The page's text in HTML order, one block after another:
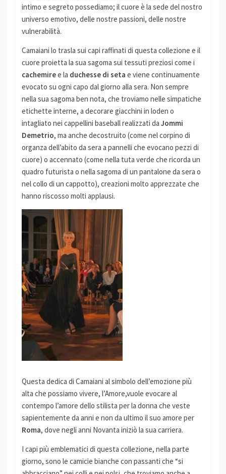
intimo e segreto possediamo; il cuore è la sede del nostro
universo emotivo, delle nostre passioni, delle nostre
vulnerabilità.
Camaiani lo trasla sui capi raffinati di questa collezione e il
cuore proietta la sua sagoma sui tessuti preziosi come i
cachemiree la duchesse di seta e viene continuamente
evocato su ogni capo dal giorno alla sera. Non sempre
nella sua sagoma ben nota, che troviamo nelle simpatiche
etichette interne, a decorare giacchini in loden o
intagliato nei cappellini baseball realizzati da Jommi
Demetrio, ma anche decostruito (come nel corpino di
organza dell’abito da sera a pannelli che evocano pezzi di
cuore) o accennato (come nella tuta verde che ricorda un
quadro futurista o nella sagoma di un pantalone da sera o
nel collo di un cappotto), creazioni molto apprezzate che
hanno riscosso molti applausi.
Questa dedica di Camaiani al simbolo dell’emozione più
alta che possiamo vivere, l’Amore,vuole evocare al
contempo l’amore dello stilista per la donna che veste
sapientemente da anni e non da ultimo il suo amore per
Roma, dove negli anni Novanta iniziò la sua carriera.
I capi più emblematici di questa collezione, nella parte
giorno, sono le camicie bianche con passanti che “si